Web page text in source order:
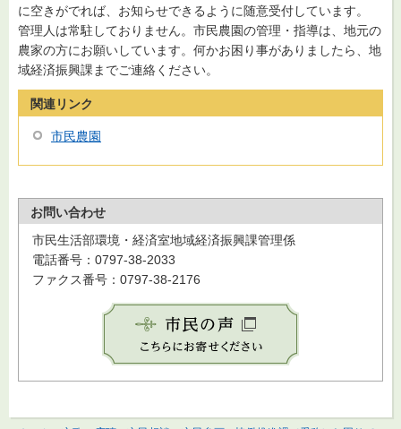
に空きがでれば、お知らせできるように随意受付しています。
管理人は常駐しておりません。市民農園の管理・指導は、地元の
農家の方にお願いしています。何かお困り事がありましたら、地
域経済振興課までご連絡ください。
関連リンク
市民農園
お問い合わせ
市民生活部環境・経済室地域経済振興課管理係
電話番号：0797-38-2033
ファクス番号：0797-38-2176